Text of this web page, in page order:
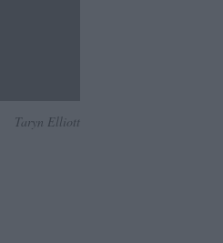
Taryn Elliott